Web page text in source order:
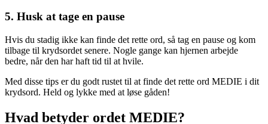
5. Husk at tage en pause
Hvis du stadig ikke kan finde det rette ord, så tag en pause og kom
tilbage til krydsordet senere. Nogle gange kan hjernen arbejde
bedre, når den har haft tid til at hvile.
Med disse tips er du godt rustet til at finde det rette ord MEDIE i dit
krydsord. Held og lykke med at løse gåden!
Hvad betyder ordet MEDIE?